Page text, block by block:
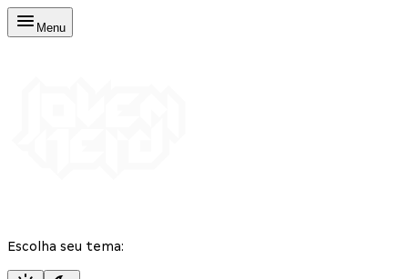
Menu
Escolha seu tema: